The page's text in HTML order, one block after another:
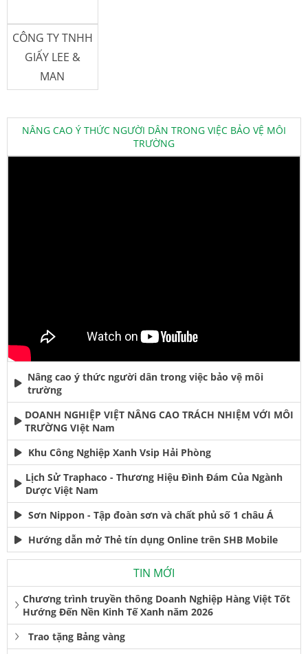
CÔNG TY TNHH
GIẤY LEE &
MAN
NÂNG CAO Ý THỨC NGƯỜI DÂN TRONG VIỆC BẢO VỆ MÔI
TRƯỜNG
Nâng cao ý thức người dân trong việc bảo vệ môi
trường
DOANH NGHIỆP VIỆT NÂNG CAO TRÁCH NHIỆM VỚI MÔI
TRƯỜNG VIệt Nam
Khu Công Nghiệp Xanh Vsip Hải Phòng
Lịch Sử Traphaco - Thương Hiệu Đình Đám Của Ngành
Dược Việt Nam
Sơn Nippon - Tập đoàn sơn và chất phủ số 1 châu Á
Hướng dẫn mở Thẻ tín dụng Online trên SHB Mobile
TIN MỚI
Chương trình truyền thông Doanh Nghiệp Hàng Việt Tốt
Hướng Đến Nền Kinh Tế Xanh năm 2026
Trao tặng Bảng vàng